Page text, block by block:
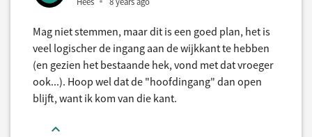
Mag niet stemmen, maar dit is een goed plan, het is
veel logischer de ingang aan de wijkkant te hebben
(en gezien het bestaande hek, vond met dat vroeger
ook...). Hoop wel dat de "hoofdingang" dan open
blijft, want ik kom van die kant.